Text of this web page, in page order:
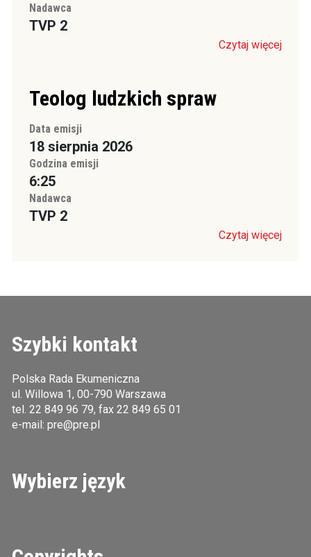
Nadawca
TVP 2
Czytaj więcej
Teolog ludzkich spraw
Data emisji
18 sierpnia 2026
Godzina emisji
6:25
Nadawca
TVP 2
Czytaj więcej
Szybki kontakt
Polska Rada Ekumeniczna
ul. Willowa 1, 00-790 Warszawa
tel. 22 849 96 79, fax 22 849 65 01
e-mail: pre@pre.pl
Wybierz język